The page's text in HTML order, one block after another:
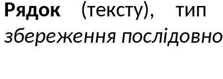
Рядок (тексту),
збереження